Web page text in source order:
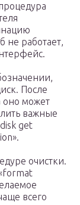
не работает,
После
оно может
важные
get
очистки.
всего